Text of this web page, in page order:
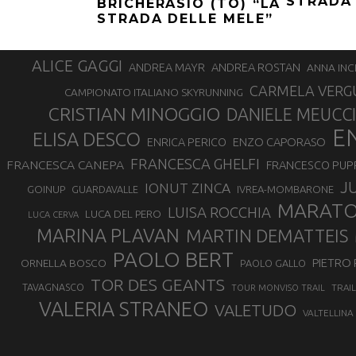
BRICHERASIO (TO) “LA
STRADA DELLE MELE”
ALICE GAGGI ANDREA MAYR ANDREA ROSTAN ANNA
CAMPIONATO ITALIANO SKYRUNNING CARMELA
CRISTIAN MINOGGIO DANIELE MEUCCI
ELISA DESCO ENRICA PERICO ENZO CAPORASO
FRANCESCA CANEPA FRANCESCA GHELFI FRANCESCO
GOINUP GUARDAVALLE IONUT ZINCA IVREA-MOMBARONE
LUCA CERVA LUCA DEL PERO LUISA ROCCHIA
MARINA PLAVAN MARTIN DEMATTEIS
ORNELLA BOSCO PAOLO BERT PAOLO GALLO PIETRO
TAVAGNASCO TOR DES GEANTS TOUR MONVISO TRAIL
VALERIA STRANEO VALETUDO VALTELLINA